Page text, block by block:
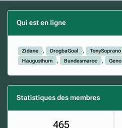
Qui est en ligne
Zidane DrogbaGoal TonySoprano
Haugusthum
Bundesmaroc Geno
Statistiques des membres
465